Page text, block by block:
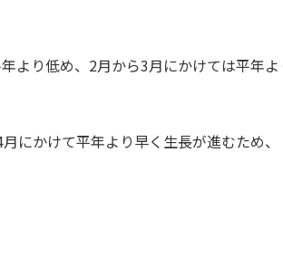
より低め、2月から3月にかけては平年
にかけて平年より早く生長が進むため、